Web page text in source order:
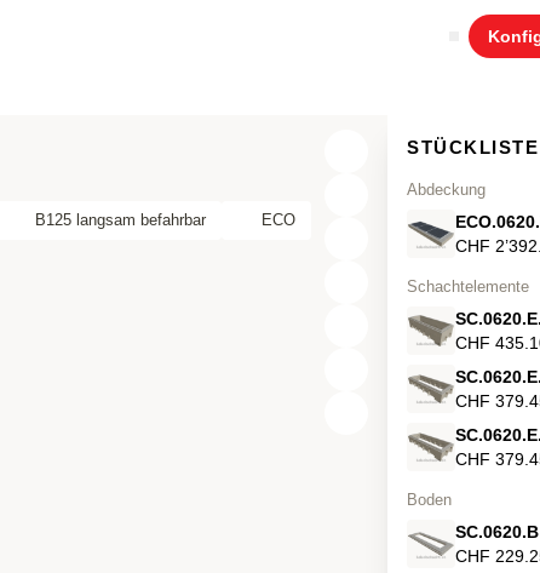
B125 langsam befahrbar ECO
STÜCKLISTE
Abdeckung
CHF
Schachtelemente
CHF
CHF
CHF
Boden
CHF